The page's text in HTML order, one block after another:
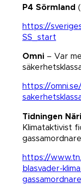
P4 Sörmland
https://
SS_start
Omni – Var
https://
Tidningen
Klimataktivist
https://
blasvader-